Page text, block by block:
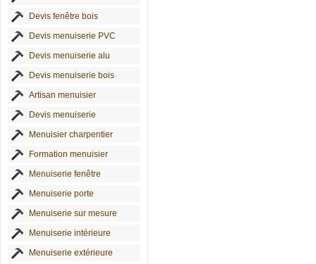
Devis fenêtre bois
Devis menuiserie PVC
Devis menuiserie alu
Devis menuiserie bois
Artisan menuisier
Devis menuiserie
Menuisier charpentier
Formation menuisier
Menuiserie fenêtre
Menuiserie porte
Menuiserie sur mesure
Menuiserie intérieure
Menuiserie extérieure